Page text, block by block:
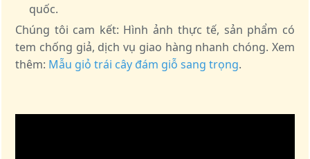
quốc.
Chúng tôi cam kết: Hình ảnh thực tế, sản phẩm có
tem chống giả, dịch vụ giao hàng nhanh chóng. Xem
thêm: Mẫu giỏ trái cây đám giỗ sang trọng.